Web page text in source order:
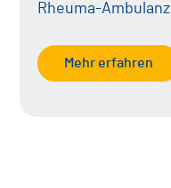
Rheuma-Ambulanz
Mehr erfahren